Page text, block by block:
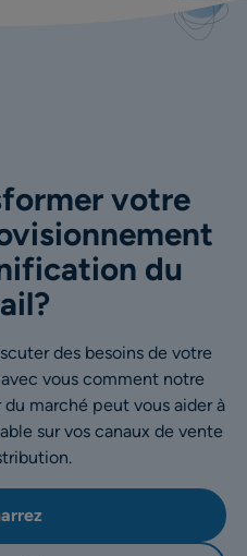
votre
du
des besoins de votre
vous comment notre
marché peut vous aider à
sur vos canaux de vente